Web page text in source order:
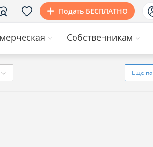
Подать БЕСПЛАТНО
Собственникам
Еще